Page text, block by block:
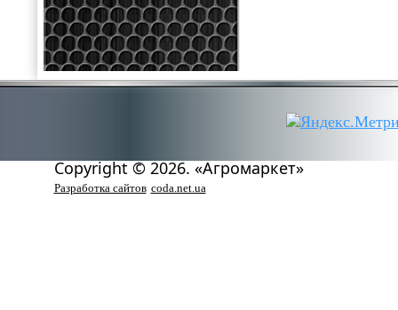
Copyright © 2026. «Агромаркет»
Разработка сайтов coda.net.ua